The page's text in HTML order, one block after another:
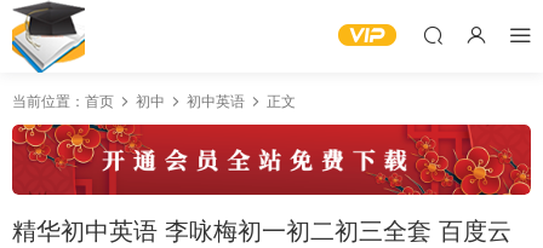
当前位置： 首页 初中 初中英语 正文
精华初中英语 李咏梅初一初二初三全套 百度云